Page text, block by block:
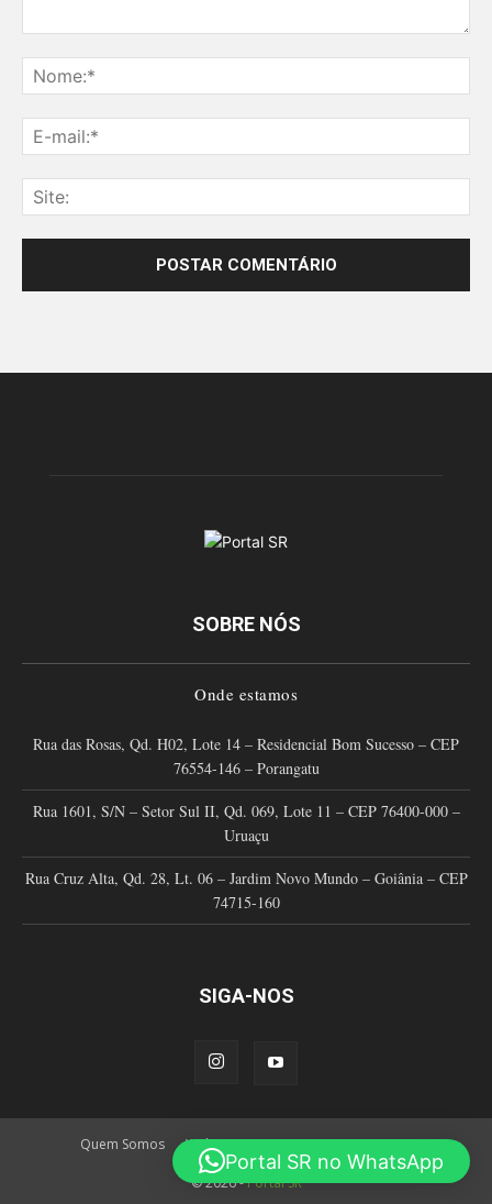
SOBRE NÓS
Onde estamos
Rua das Rosas, Qd. H02, Lote 14 – Residencial Bom Sucesso – CEP
76554-146 – Porangatu
Rua 1601, S/N – Setor Sul II, Qd. 069, Lote 11 – CEP 76400-000 –
Uruaçu
Rua Cruz Alta, Qd. 28, Lt. 06 – Jardim Novo Mundo – Goiânia – CEP
74715-160
SIGA-NOS
Quem Somos Web TV Anuncie Aqui Contatos
© 2026 -Portal SR
Portal SR no WhatsApp